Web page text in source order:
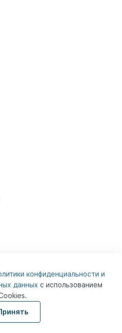
конфиденциальности и
данных с использованием
для юридических лиц и не
для публичного